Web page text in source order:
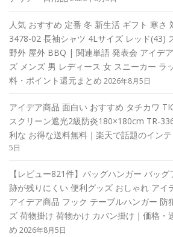
人気 おすすめ 定番 冬 新生活 ギフト 寒さ
3478-02 長袖シャツ 4Lサイズ レッド(43)
野外 屋外 BBQ | 関連単語 発表会 アイデ
ズ メンズ 男 レディース 女 スニーカー ラ
料・ポイント還元まとめ 2026年8月5日
アイデア商品 面白い おすすめ タチカワ
スクリーン遮光2級防炎180×180cm TR-
利な お得な送料無料｜楽天で話題のイン
5日
【レビュー821件】バッグハンガー バッ
跡が残りにくい 便利グッズ おしゃれ アイ
アイデア商品 フック テーブルハンガー 防
ズ 荷物掛け 荷物かけ カバン掛け｜価格・
め 2026年8月5日